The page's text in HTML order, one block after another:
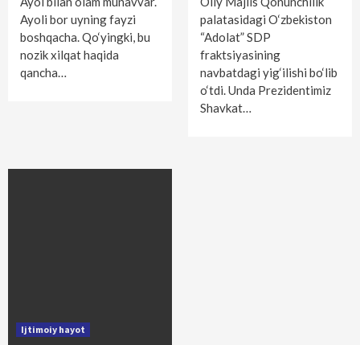
Ayoli bor uyning fayzi
boshqacha. Qo‘yingki, bu
nozik xilqat haqida
qancha…
palatasidagi O‘zbekiston
“Adolat” SDP
fraktsiyasining
navbatdagi yig‘ilishi bo‘lib
o‘tdi. Unda Prezidentimiz
Shavkat…
Ijtimoiy hayot